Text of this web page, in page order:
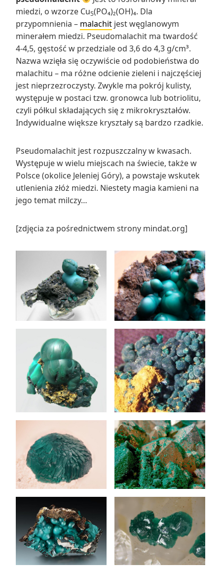
miedzi, o wzorze Cu5(PO₄)₂(OH)₄. Dla
przypomnienia – malachit jest węglanowym
minerałem miedzi. Pseudomalachit ma twardość
4-4,5, gęstość w przedziale od 3,6 do 4,3 g/cm³.
Nazwa wzięła się oczywiście od podobieństwa do
malachitu – ma różne odcienie zieleni i najczęściej
jest nieprzezroczysty. Zwykle ma pokrój kulisty,
występuje w postaci tzw. gronowca lub botriolitu,
czyli półkul składających się z mikrokryształów.
Indywidualne większe kryształy są bardzo rzadkie.
Pseudomalachit jest rozpuszczalny w kwasach.
Występuje w wielu miejscach na świecie, także w
Polsce (okolice Jeleniej Góry), a powstaje wskutek
utlenienia złóż miedzi. Niestety magia kamieni na
jego temat milczy…
[zdjęcia za pośrednictwem strony mindat.org]